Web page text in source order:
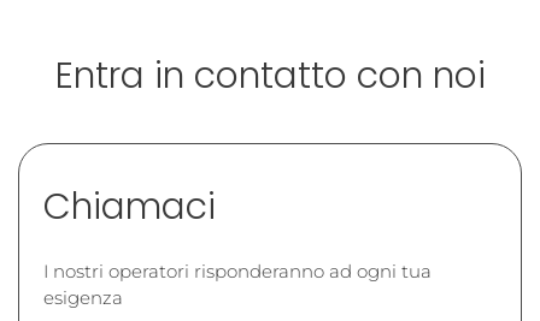
Entra in contatto con noi
Chiamaci
I nostri operatori risponderanno ad ogni tua
esigenza